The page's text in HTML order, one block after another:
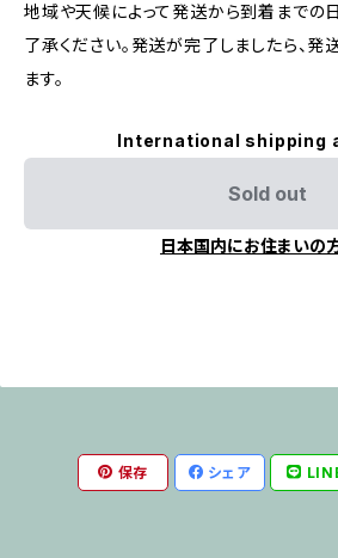
地域や天候によって発送から到着までの
了承ください。発送が完了しましたら、発
ます。
International shipping
Sold out
日本国内にお住まいの
保存 シェア